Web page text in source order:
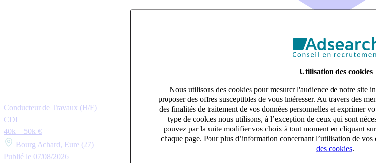
Utilisation des cookies
Nous utilisons des cookies pour mesurer l'audience de notre site
proposer des offres susceptibles de vous intéresser. Au travers des
des finalités de traitement de vos données personnelles et exprimer
type de cookies nous utilisons, à l’exception de ceux qui sont
pouvez par la suite modifier vos choix à tout moment en cliquant
chaque page. Pour plus d’information concernant l’utilisation de vos
des cookies.
Conducteur de Travaux (H/F)
CDI
40k – 50k €
Bourg Achard, Eure (27)
Publié le 07/08/2026